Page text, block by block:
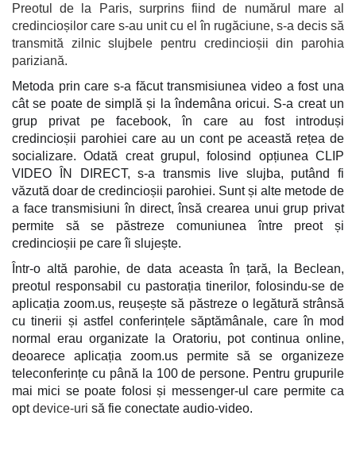
Preotul de la Paris, surprins fiind de numărul mare al
credincioșilor care s-au unit cu el în rugăciune, s-a decis să
transmită zilnic slujbele pentru credincioșii din parohia
pariziană.
Metoda prin care s-a făcut transmisiunea video a fost una
cât se poate de simplă și la îndemâna oricui. S-a creat un
grup privat pe facebook, în care au fost introduși
credincioșii parohiei care au un cont pe această rețea de
socializare. Odată creat grupul, folosind opțiunea CLIP
VIDEO ÎN DIRECT, s-a transmis live slujba, putând fi
văzută doar de credincioșii parohiei. Sunt și alte metode de
a face transmisiuni în direct, însă crearea unui grup privat
permite să se păstreze comuniunea între preot și
credincioșii pe care îi slujește.
Într-o altă parohie, de data aceasta în țară, la Beclean,
preotul responsabil cu pastorația tinerilor, folosindu-se de
aplicația zoom.us, reușește să păstreze o legătură strânsă
cu tinerii și astfel conferințele săptămânale, care în mod
normal erau organizate la Oratoriu, pot continua online,
deoarece aplicația zoom.us permite să se organizeze
teleconferințe cu până la 100 de persone. Pentru grupurile
mai mici se poate folosi și messenger-ul care permite ca
optdevice-uri să fie conectate audio-video.